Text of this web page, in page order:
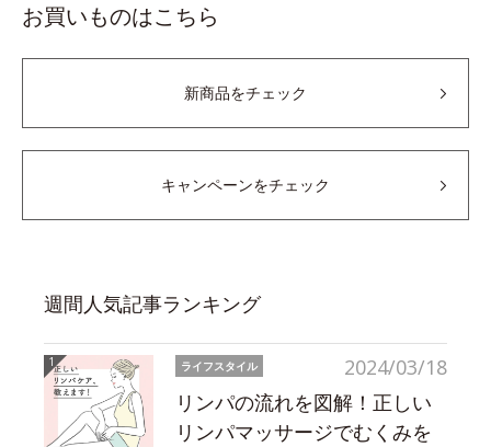
お買いものはこちら
新商品をチェック
キャンペーンをチェック
週間人気記事ランキング
2024/03/18
ライフスタイル
リンパの流れを図解！正しい
リンパマッサージでむくみを